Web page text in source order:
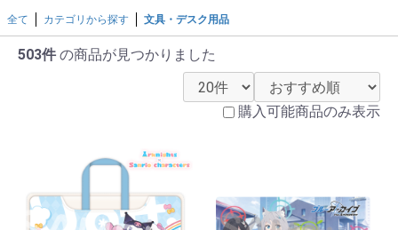
全て カテゴリから探す 文具・デスク用品
503件 の商品が見つかりました
購入可能商品のみ表示